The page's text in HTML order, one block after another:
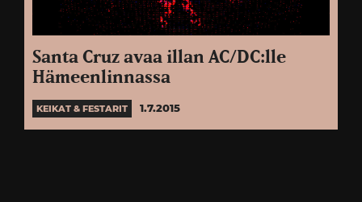
Santa Cruz avaa illan AC/DC:lle
Hämeenlinnassa
KEIKAT & FESTARIT 1.7.2015